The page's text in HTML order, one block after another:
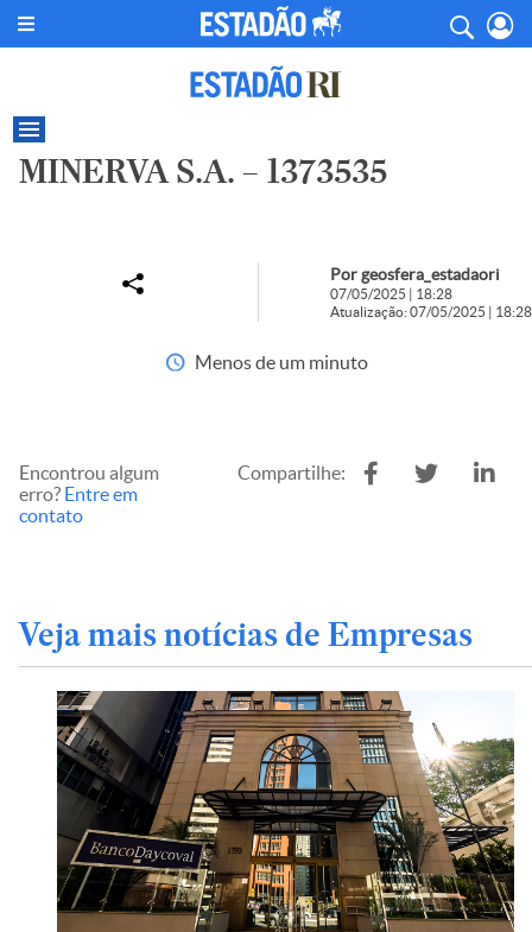
MINERVA S.A. – 1373535
Por geosfera_estadaori
07/05/2025 | 18:28
Atualização: 07/05/2025 | 18:28
Menos de um minuto
Encontrou algum
erro? Entre em
contato
Compartilhe:
Veja mais notícias de Empresas